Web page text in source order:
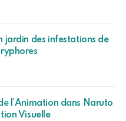
jardin des infestations de
l’Animation dans Naruto
Visuelle